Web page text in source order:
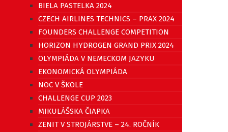
BIELA PASTELKA 2024
CZECH AIRLINES TECHNICS – PRAX 2024
FOUNDERS CHALLENGE COMPETITION
HORIZON HYDROGEN GRAND PRIX 2024
OLYMPIÁDA V NEMECKOM JAZYKU
EKONOMICKÁ OLYMPIÁDA
NOC V ŠKOLE
CHALLENGE CUP 2023
MIKULÁŠSKA ČIAPKA
ZENIT V STROJÁRSTVE – 24. ROČNÍK